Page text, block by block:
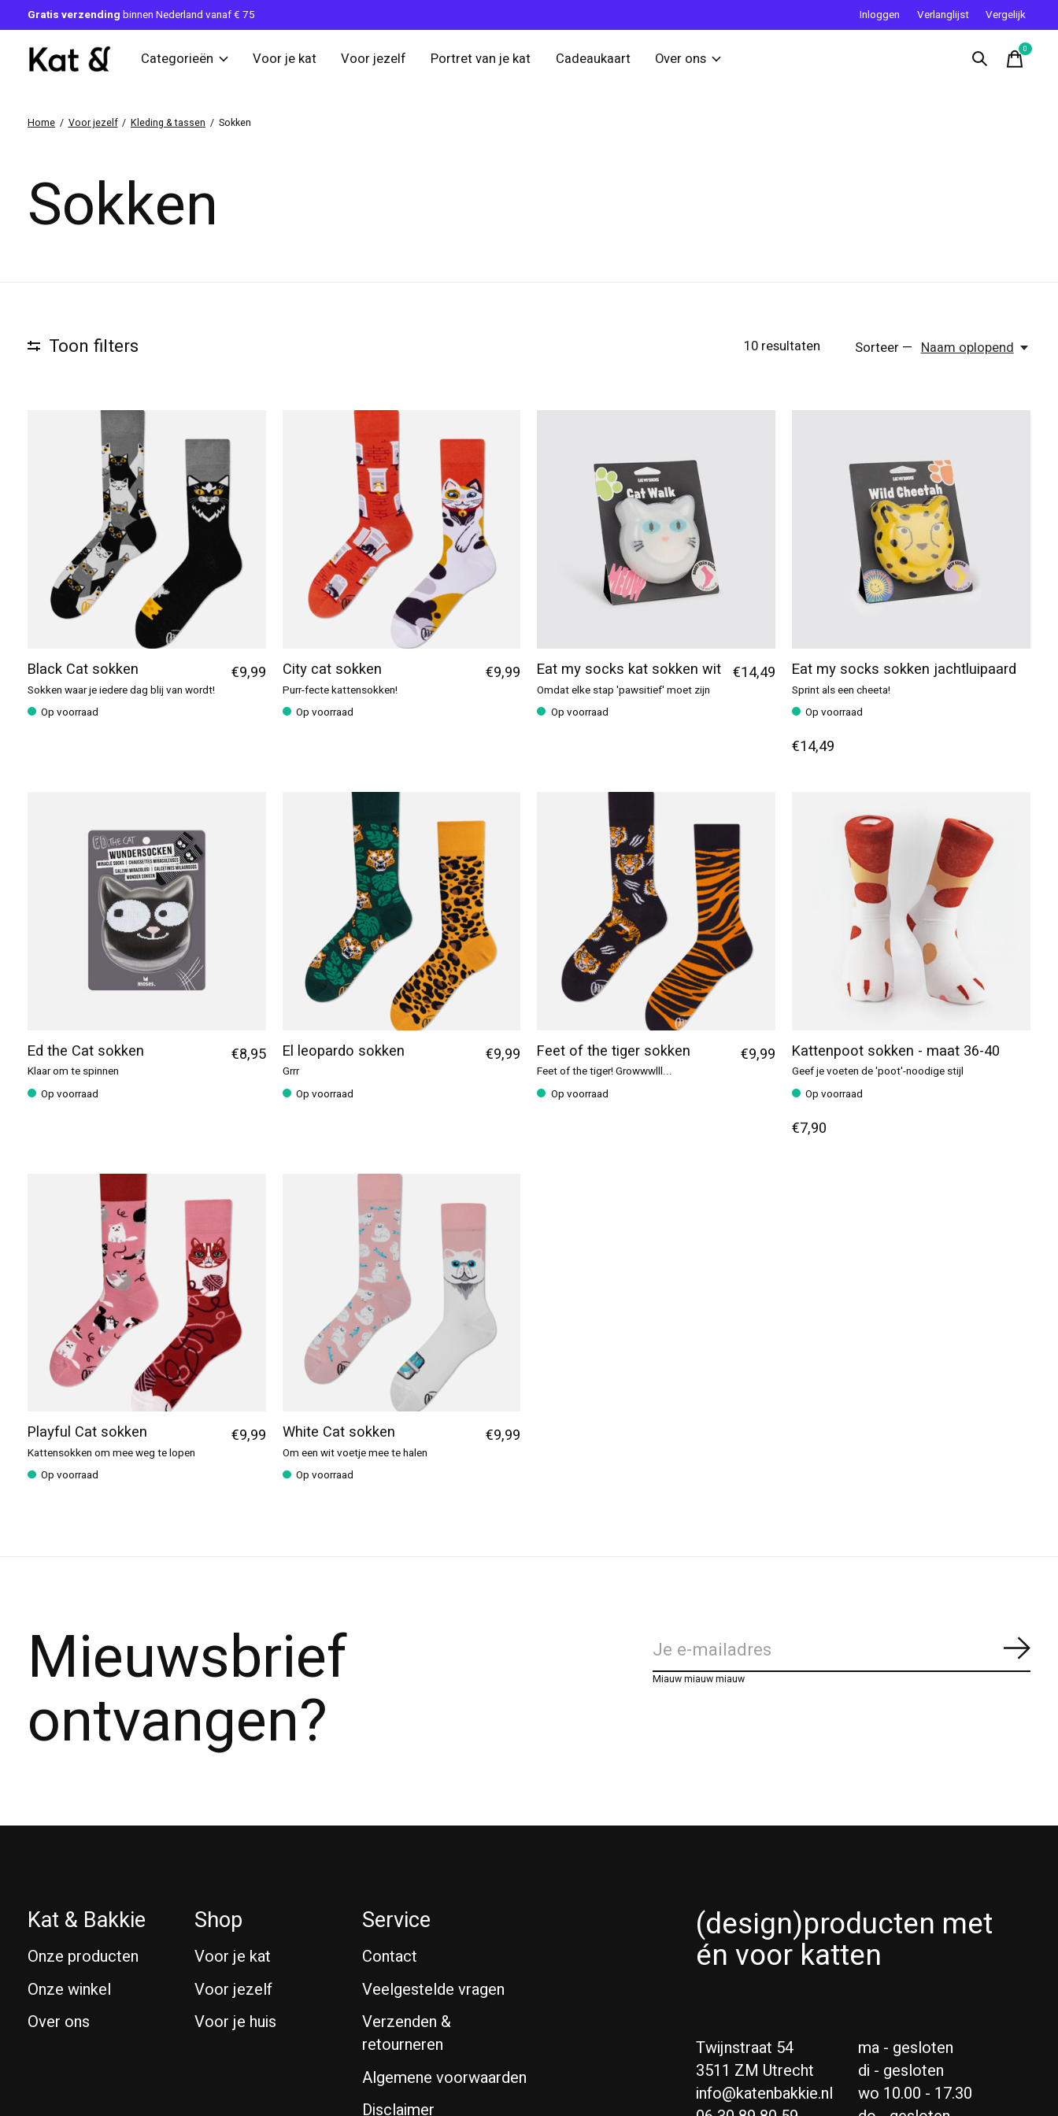
Gratis verzending binnen Nederland vanaf € 75 Inloggen Verlanglijst Vergelijk
Categorieën Voor je kat Voor jezelf Portret van je kat Cadeaukaart Over ons
0items
Home / Voor jezelf / Kleding & tassen / Sokken
Sokken
Toon filters 10resultaten Sorteer — Naam oplopend
Black Cat sokken
Sokken waar je iedere dag blij van wordt!
Op voorraad
€9,99 City cat sokken
Purr-fecte kattensokken!
Op voorraad
€9,99 Eat my socks kat sokken wit
Omdat elke stap 'pawsitief' moet zijn
Op voorraad
€14,49 Eat my socks sokken jachtluipaard
Sprint als een cheeta!
Op voorraad
€14,49
Ed the Cat sokken
Klaar om te spinnen
Op voorraad
€8,95 El leopardo sokken
Grrr
Op voorraad
€9,99 Feet of the tiger sokken
Feet of the tiger! Growwwlll...
Op voorraad
€9,99 Kattenpoot sokken - maat 36-40
Geef je voeten de 'poot'-noodige stijl
Op voorraad
€7,90
Playful Cat sokken
Kattensokken om mee weg te lopen
Op voorraad
€9,99 White Cat sokken
Om een wit voetje mee te halen
Op voorraad
€9,99
Mieuwsbrief
ontvangen? Miauw miauw miauw
Kat & Bakkie
Onze producten
Onze winkel
Over ons
Shop
Voor je kat
Voor jezelf
Voor je huis
Service
Contact
Veelgestelde vragen
Verzenden &
retourneren
Algemene voorwaarden
Disclaimer
(design)producten met
én voor katten
Twijnstraat 54
3511 ZM Utrecht
info@katenbakkie.nl
ma - gesloten
di - gesloten
wo 10.00 - 17.30